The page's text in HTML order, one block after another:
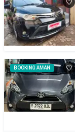
BOOKING AMAN